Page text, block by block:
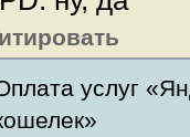
услуг